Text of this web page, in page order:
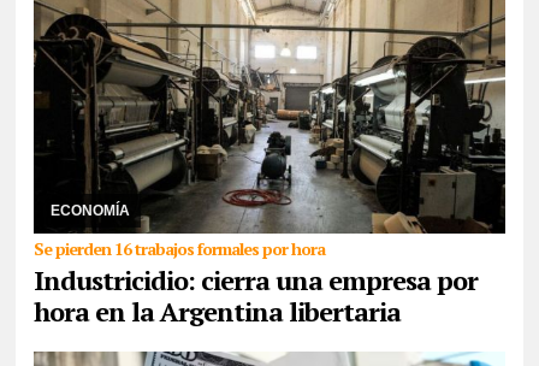
ECONOMÍA
Se pierden 16 trabajos formales por hora
Industricidio: cierra una empresa por
hora en la Argentina libertaria
15/12/2025 Los datos aportados por la Superintendencia de
Riesgos del Trabajo señalan que 394 personas pierden su trabajo
por día y las fábricas operan al 60% d ...